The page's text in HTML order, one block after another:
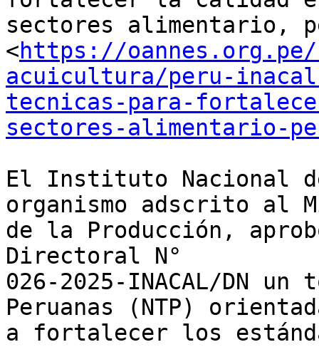
sectores alimentario,
<https://
acuicultura/peru-
tecnicas-para-
sectores-alimentario-
El Instituto Nacional
organismo adscrito al
de la Producción,
Directoral N°
026-2025-INACAL/DN
Peruanas (NTP)
a fortalecer los